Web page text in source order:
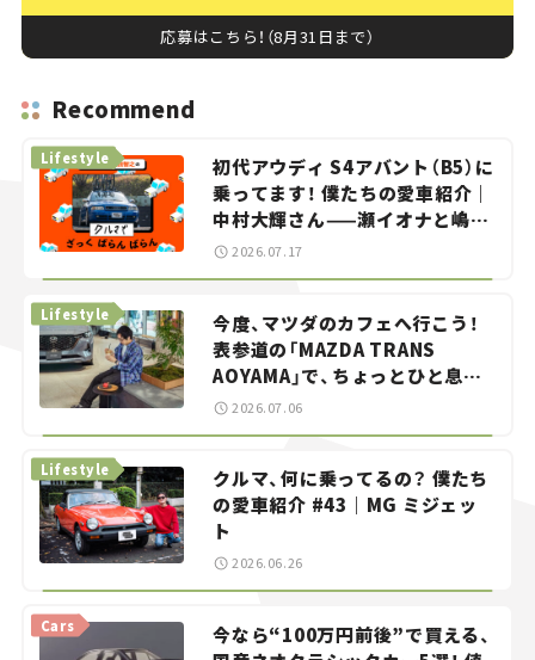
応募はこちら！（8月31日まで）
Recommend
初代アウディ S4アバント（B5）に
乗ってます！ 僕たちの愛車紹介｜
中村大輝さん——瀬イオナと嶋田
智之の「クルマでざっくばらんば
らん！」＃20
Lifestyle
2026.07.17
今度、マツダのカフェへ行こう！
表参道の「MAZDA TRANS
AOYAMA」で、ちょっとひと息。
——連載｜CCGとクルマでどうす
Lifestyle
2026.07.06
クルマ、何に乗ってるの？ 僕たち
の愛車紹介 #43｜MG ミジェッ
ト
Lifestyle
2026.06.26
今なら“100万円前後”で買える、
Cars